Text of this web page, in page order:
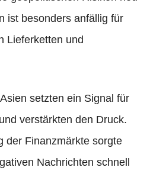
ist besonders anfällig für
Lieferketten und
setzten ein Signal für
verstärkten den Druck.
der Finanzmärkte sorgte
Nachrichten schnell